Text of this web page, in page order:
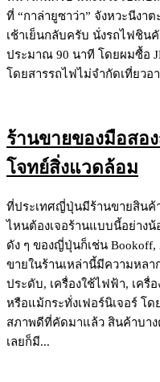
ที่ “กาล่ายูซาว่า” จังหวะนีง
เช้าเย็นกลับครับ นั่งรถไฟชิน
ประมาณ 90 นาที โดยผมซื้อ
โดยสารรถไฟไม่จำกัดเที่ยวอ
ร้านขายของมือสอ
โจทย์สิ่งแวดล้อม
ที่ประเทศญี่ปุ่นมีร้านขายสินค้
ไหนต้องเจอร้านแบบนี้อย่าง
ดัง ๆ ของญี่ปุ่นก็เช่น Bookoff,
ขายในร้านเหล่านี้มีความหลา
ประดับ, เครื่องใช้ไฟฟ้า, เครื่
หรือแม้กระทั่งเฟอร์นิเจอร์ โ
สภาพดีที่คัดมาแล้ว สินค้าบาง
เลยก็มี...